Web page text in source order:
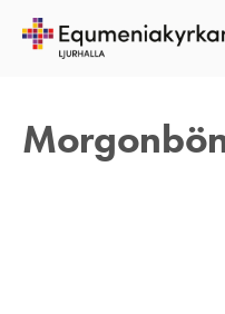
10 MAJ 2020